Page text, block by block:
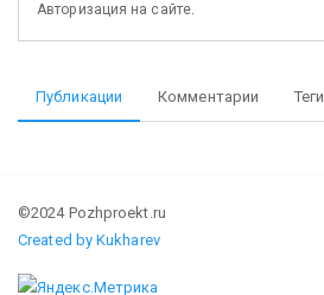
Авторизация на сайте.
Публикации Комментарии Теги
©2024 Pozhproekt.ru
Created by Kukharev